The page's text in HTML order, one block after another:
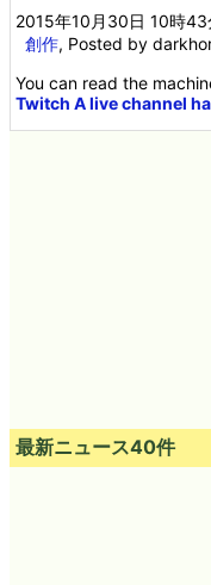
2015年10月30日 10時
創作, Posted by
You can read the
Twitch A live channel
最新ニュース40件